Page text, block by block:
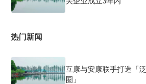
热门新闻
互康与安康联手打造「
圈」